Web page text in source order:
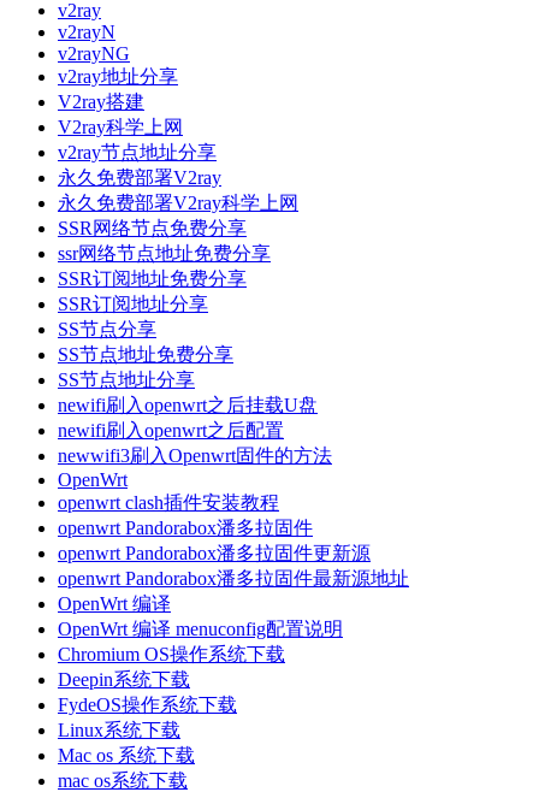
v2ray
v2rayN
v2rayNG
v2ray地址分享
V2ray搭建
V2ray科学上网
v2ray节点地址分享
永久免费部署V2ray
永久免费部署V2ray科学上网
SSR网络节点免费分享
ssr网络节点地址免费分享
SSR订阅地址免费分享
SSR订阅地址分享
SS节点分享
SS节点地址免费分享
SS节点地址分享
newifi刷入openwrt之后挂载U盘
newifi刷入openwrt之后配置
newwifi3刷入Openwrt固件的方法
OpenWrt
openwrt clash插件安装教程
openwrt Pandorabox潘多拉固件
openwrt Pandorabox潘多拉固件更新源
openwrt Pandorabox潘多拉固件最新源地址
OpenWrt 编译
OpenWrt 编译 menuconfig配置说明
Chromium OS操作系统下载
Deepin系统下载
FydeOS操作系统下载
Linux系统下载
Mac os 系统下载
mac os系统下载